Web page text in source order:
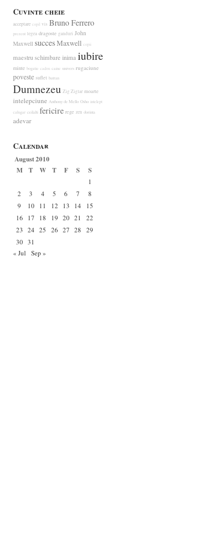
Cuvinte cheie
acceptare copil vis Bruno Ferrero
prezent legea dragoste ganduri John
Maxwell succesMaxwell copii
maestruschimbare inima iubire
minte bogatie cadou caine univers rugaciune
poveste suflet batran
Dumnezeu Zig Ziglar moarte
intelepciune Anthony de Mello Osho intelept
calugar ceilalti fericire rege zen dorinta
adevar
Calendar
August 2010
M
T W T F S S
1
2
3 4 5 6 7
8
9
10 11 12 13 14
15
16
17 18 19 20 21
22
23 24 25 26 27 28
29
30 31
« Jul
Sep »